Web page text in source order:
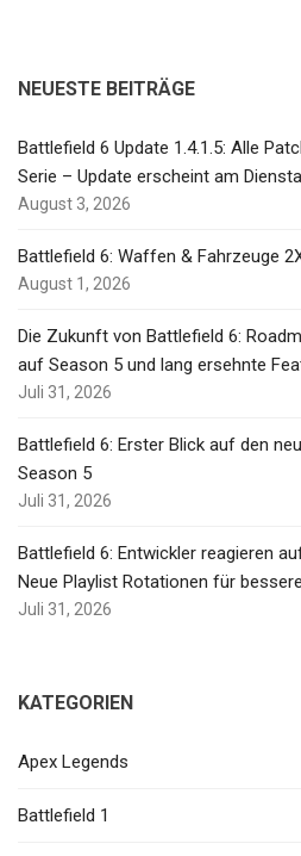
NEUESTE BEITRÄGE
Battlefield 6 Update 1.4.1.5: Alle
Serie – Update erscheint am
August 3, 2026
Battlefield 6: Waffen & Fahrzeuge
August 1, 2026
Die Zukunft von Battlefield 6:
auf Season 5 und lang ersehnte
Juli 31, 2026
Battlefield 6: Erster Blick auf den
Season 5
Juli 31, 2026
Battlefield 6: Entwickler reagieren
Neue Playlist Rotationen für
Juli 31, 2026
KATEGORIEN
Apex Legends
Battlefield 1